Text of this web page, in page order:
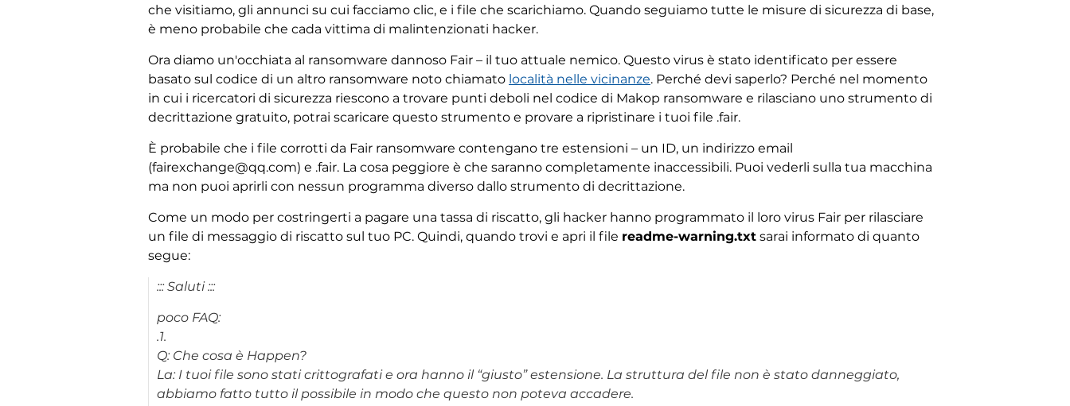
che visitiamo, gli annunci su cui facciamo clic, e i file che scarichiamo. Quando seguiamo tutte le misure di sicurezza di base,
è meno probabile che cada vittima di malintenzionati hacker.
Ora diamo un'occhiata al ransomware dannoso Fair – il tuo attuale nemico. Questo virus è stato identificato per essere
basato sul codice di un altro ransomware noto chiamato località nelle vicinanze. Perché devi saperlo? Perché nel momento
in cui i ricercatori di sicurezza riescono a trovare punti deboli nel codice di Makop ransomware e rilasciano uno strumento di
decrittazione gratuito, potrai scaricare questo strumento e provare a ripristinare i tuoi file .fair.
È probabile che i file corrotti da Fair ransomware contengano tre estensioni – un ID, un indirizzo email
(fairexchange@qq.com) e .fair. La cosa peggiore è che saranno completamente inaccessibili. Puoi vederli sulla tua macchina
ma non puoi aprirli con nessun programma diverso dallo strumento di decrittazione.
Come un modo per costringerti a pagare una tassa di riscatto, gli hacker hanno programmato il loro virus Fair per rilasciare
un file di messaggio di riscatto sul tuo PC. Quindi, quando trovi e apri il file readme-warning.txt sarai informato di quanto
segue:
::: Saluti :::
poco FAQ:
.1.
Q: Che cosa è Happen?
La: I tuoi file sono stati crittografati e ora hanno il “giusto” estensione. La struttura del file non è stato danneggiato,
abbiamo fatto tutto il possibile in modo che questo non poteva accadere.